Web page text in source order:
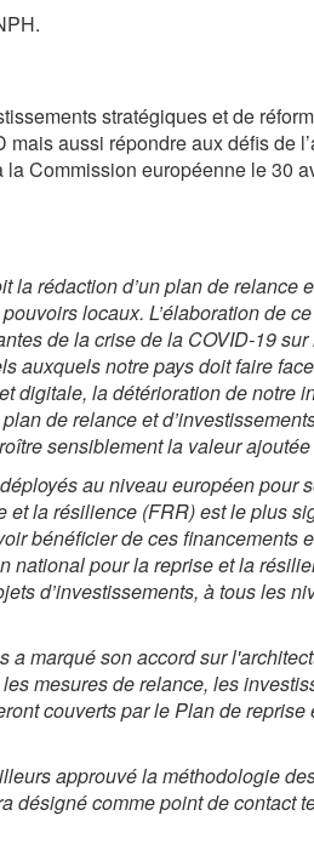
stratégiques et de
aussi répondre aux défis de
Commission européenne le 30
la rédaction d’un plan de relance
locaux. L’élaboration de
de la crise de la COVID-19
auxquels notre pays doit faire
digitale, la détérioration de notre
de relance et
sensiblement la valeur
au niveau européen pour
et la résilience (FRR) est le plus
bénéficier de ces financements
national pour la reprise et la
d’investissements, à tous les
marqué son accord sur
mesures de relance, les
couverts par le Plan de
approuvé la méthodologie
désigné comme point de contact